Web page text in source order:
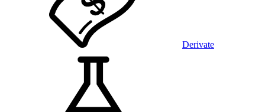
Derivate